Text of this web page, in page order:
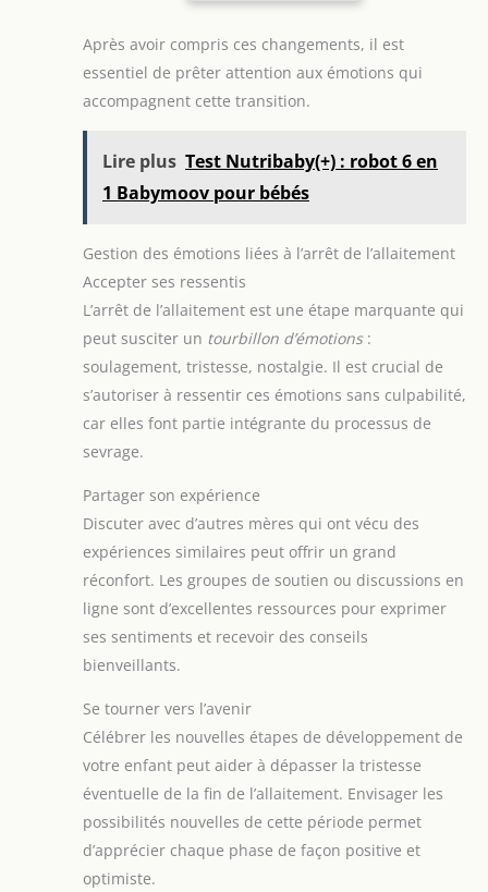
Après avoir compris ces changements, il est
essentiel de prêter attention aux émotions qui
accompagnent cette transition.
Lire plus Test Nutribaby(+) : robot 6 en
1 Babymoov pour bébés
Gestion des émotions liées à l’arrêt de l’allaitement
Accepter ses ressentis
L’arrêt de l’allaitement est une étape marquante qui
peut susciter un tourbillon d’émotions:
soulagement, tristesse, nostalgie. Il est crucial de
s’autoriser à ressentir ces émotions sans culpabilité,
car elles font partie intégrante du processus de
sevrage.
Partager son expérience
Discuter avec d’autres mères qui ont vécu des
expériences similaires peut offrir un grand
réconfort. Les groupes de soutien ou discussions en
ligne sont d’excellentes ressources pour exprimer
ses sentiments et recevoir des conseils
bienveillants.
Se tourner vers l’avenir
Célébrer les nouvelles étapes de développement de
votre enfant peut aider à dépasser la tristesse
éventuelle de la fin de l’allaitement. Envisager les
possibilités nouvelles de cette période permet
d’apprécier chaque phase de façon positive et
optimiste.